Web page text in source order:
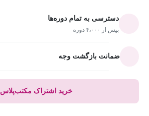
دسترسی به تمام دوره‌ها
بیش از ۴،۰۰۰ دوره
ضمانت بازگشت وجه
خرید اشتراک مکتب‌پلاس